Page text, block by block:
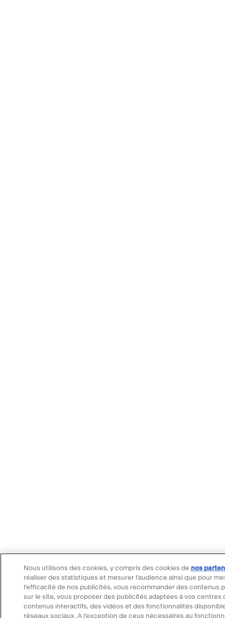
Nous utilisons des cookies, y compris des cookies de nos
réaliser des statistiques et mesurer l’audience ainsi que pour
l’efficacité de nos publicités, vous recommander des contenus
sur le site, vous proposer des publicités adaptées à vos centres
contenus interactifs, des vidéos et des fonctionnalités
réseaux sociaux. A l’exception de ceux nécessaires au